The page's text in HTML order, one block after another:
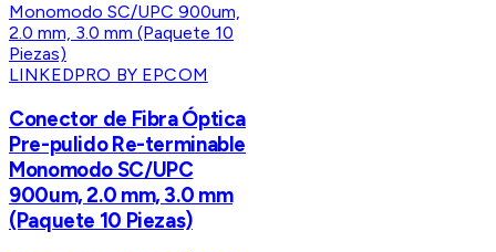
LINKEDPRO BY EPCOM
Conector de Fibra Óptica
Pre-pulido Re-terminable
Monomodo SC/UPC
900um, 2.0 mm, 3.0 mm
(Paquete 10 Piezas)